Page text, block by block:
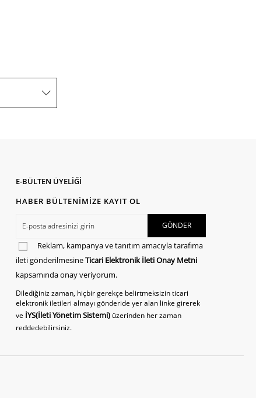
E-BÜLTEN ÜYELİĞİ
HABER BÜLTENİMİZE KAYIT OL
Reklam, kampanya ve tanıtım amacıyla tarafıma
ileti gönderilmesineTicari Elektronik İleti Onay Metni
kapsamında onay veriyorum.
Dilediğiniz zaman, hiçbir gerekçe belirtmeksizin ticari
elektronik iletileri almayı gönderide yer alan linke girerek
ve İYS(İleti Yönetim Sistemi) üzerinden her zaman
reddedebilirsiniz.